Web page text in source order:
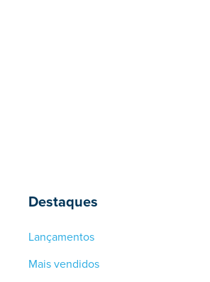
Destaques
Lançamentos
Mais vendidos